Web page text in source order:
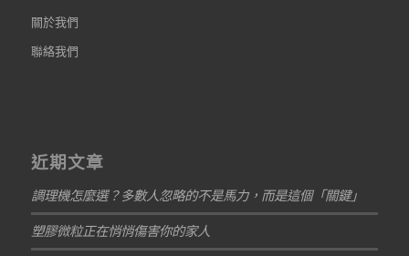
關於我們
聯絡我們
近期文章
調理機怎麼選？多數人忽略的不是馬力，而是這個「關鍵」
塑膠微粒正在悄悄傷害你的家人